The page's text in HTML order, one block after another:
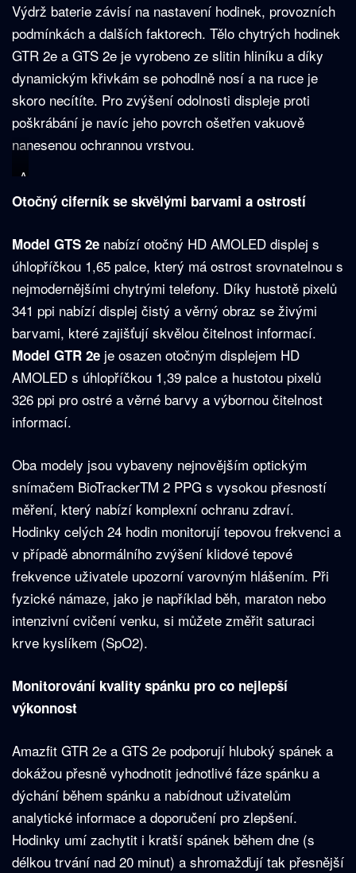
Výdrž baterie závisí na nastavení hodinek, provozních
podmínkách a dalších faktorech. Tělo chytrých hodinek
GTR 2e a GTS 2e je vyrobeno ze slitin hliníku a díky
dynamickým křivkám se pohodlně nosí a na ruce je
skoro necítíte. Pro zvýšení odolnosti displeje proti
poškrábání je navíc jeho povrch ošetřen vakuově
nanesenou ochrannou vrstvou.
A
a
i
G
T
S
2
Otočný ciferník se skvělými barvami a ostrostí
Model GTS 2e nabízí otočný HD AMOLED displej s
úhlopříčkou 1,65 palce, který má ostrost srovnatelnou s
nejmodernějšími chytrými telefony. Díky hustotě pixelů
341 ppi nabízí displej čistý a věrný obraz se živými
barvami, které zajišťují skvělou čitelnost informací.
Model GTR 2e je osazen otočným displejem HD
AMOLED s úhlopříčkou 1,39 palce a hustotou pixelů
326 ppi pro ostré a věrné barvy a výbornou čitelnost
informací.
Oba modely jsou vybaveny nejnovějším optickým
snímačem BioTrackerTM 2 PPG s vysokou přesností
měření, který nabízí komplexní ochranu zdraví.
Hodinky celých 24 hodin monitorují tepovou frekvenci a
v případě abnormálního zvýšení klidové tepové
frekvence uživatele upozorní varovným hlášením. Při
fyzické námaze, jako je například běh, maraton nebo
intenzivní cvičení venku, si můžete změřit saturaci
krve kyslíkem (SpO2).
Monitorování kvality spánku pro co nejlepší
výkonnost
Amazfit GTR 2e a GTS 2e podporují hluboký spánek a
dokážou přesně vyhodnotit jednotlivé fáze spánku a
dýchání během spánku a nabídnout uživatelům
analytické informace a doporučení pro zlepšení.
Hodinky umí zachytit i kratší spánek během dne (s
délkou trvání nad 20 minut) a shromažďují tak přesnější